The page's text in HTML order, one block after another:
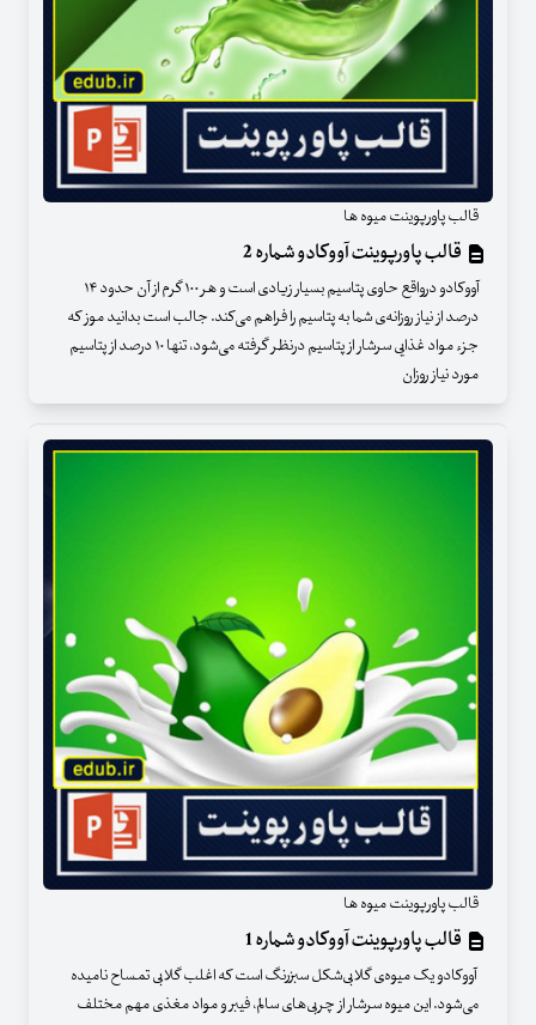
قالب پاورپوینت میوه ها
قالب پاورپوینت آووکادو شماره 2
آووکادو درواقع حاوی پتاسیم بسیار زیادی است و هر ۱۰۰ گرم از آن حدود ۱۴
درصد از نیاز روزانه‌ی شما به پتاسیم را فراهم می‌کند. جالب است بدانید موز که
جزء مواد غذایی سرشار از پتاسیم درنظر گرفته می‌شود، تنها ۱۰ درصد از پتاسیم
مورد نیاز روزان
قالب پاورپوینت میوه ها
قالب پاورپوینت آووکادو شماره 1
آووکادو یک میوه‌ی گلابی‌شکل سبزرنگ است که اغلب گلابی تمساح نامیده
می‌شود. این میوه سرشار از چربی‌های سالم، فیبر و مواد مغذی مهم مختلف